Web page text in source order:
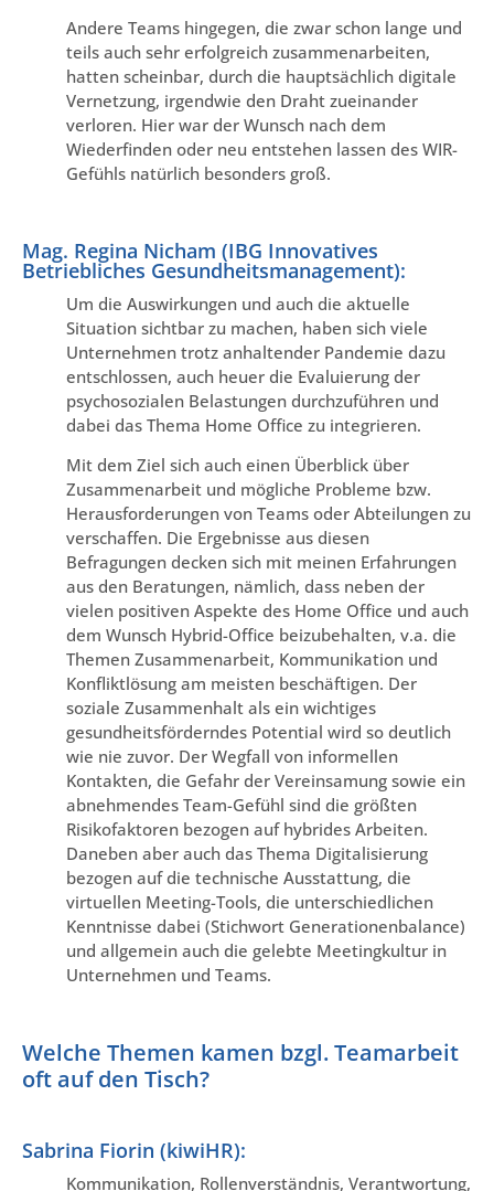
Andere Teams hingegen, die zwar schon lange und
teils auch sehr erfolgreich zusammenarbeiten,
hatten scheinbar, durch die hauptsächlich digitale
Vernetzung, irgendwie den Draht zueinander
verloren. Hier war der Wunsch nach dem
Wiederfinden oder neu entstehen lassen des WIR-
Gefühls natürlich besonders groß.
Mag. Regina Nicham (IBG Innovatives
Betriebliches Gesundheitsmanagement):
Um die Auswirkungen und auch die aktuelle
Situation sichtbar zu machen, haben sich viele
Unternehmen trotz anhaltender Pandemie dazu
entschlossen, auch heuer die Evaluierung der
psychosozialen Belastungen durchzuführen und
dabei das Thema Home Office zu integrieren.
Mit dem Ziel sich auch einen Überblick über
Zusammenarbeit und mögliche Probleme bzw.
Herausforderungen von Teams oder Abteilungen zu
verschaffen. Die Ergebnisse aus diesen
Befragungen decken sich mit meinen Erfahrungen
aus den Beratungen, nämlich, dass neben der
vielen positiven Aspekte des Home Office und auch
dem Wunsch Hybrid-Office beizubehalten, v.a. die
Themen Zusammenarbeit, Kommunikation und
Konfliktlösung am meisten beschäftigen. Der
soziale Zusammenhalt als ein wichtiges
gesundheitsförderndes Potential wird so deutlich
wie nie zuvor. Der Wegfall von informellen
Kontakten, die Gefahr der Vereinsamung sowie ein
abnehmendes Team-Gefühl sind die größten
Risikofaktoren bezogen auf hybrides Arbeiten.
Daneben aber auch das Thema Digitalisierung
bezogen auf die technische Ausstattung, die
virtuellen Meeting-Tools, die unterschiedlichen
Kenntnisse dabei (Stichwort Generationenbalance)
und allgemein auch die gelebte Meetingkultur in
Unternehmen und Teams.
Welche Themen kamen bzgl. Teamarbeit
oft auf den Tisch?
Sabrina Fiorin (kiwiHR):
Kommunikation, Rollenverständnis, Verantwortung,